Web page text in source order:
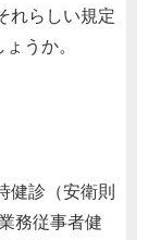
れらしい規定
うか。
健診（安衛則
務従事者健